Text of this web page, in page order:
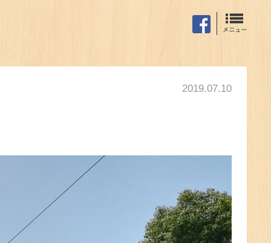
2019.07.10